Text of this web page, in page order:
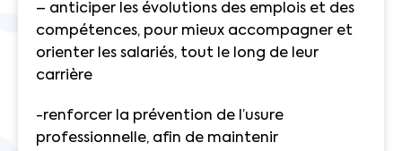
– anticiper les évolutions des emplois et des
compétences, pour mieux accompagner et
orienter les salariés, tout le long de leur
carrière
-renforcer la prévention de l’usure
professionnelle, afin de maintenir